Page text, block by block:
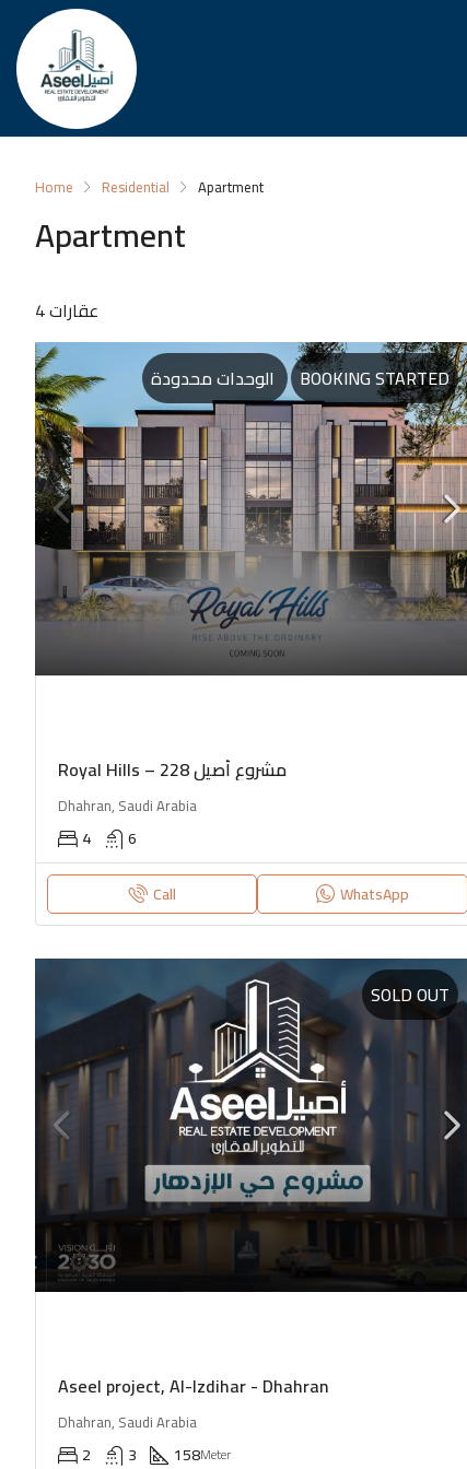
Home Residential Apartment
Apartment
4 عقارات
BOOKING STARTED
Royal Hills – مشروع أصيل 228
Dhahran, Saudi Arabia
4
6
Call
WhatsApp
SOLD OUT
Aseel project, Al-Izdihar - Dhahran
Dhahran, Saudi Arabia
2 3 158Meter